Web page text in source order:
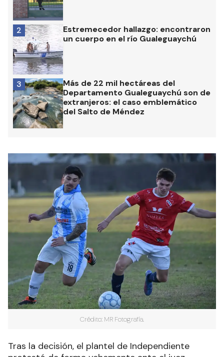
Estremecedor hallazgo: encontraron
un cuerpo en el río Gualeguaychú
2
Más de 22 mil hectáreas del
Departamento Gualeguaychú son de
extranjeros: el caso emblemático
del Salto de Méndez
3
Crédito: MR Fotografía.
Tras la decisión, el plantel de Independiente